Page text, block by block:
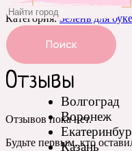
Поиск
Волгоград
Воронеж
Казань
Категория:Зелень для
Отзывы (0)
Отзывы
Отзывов пока нет.
Будьте первым, кто